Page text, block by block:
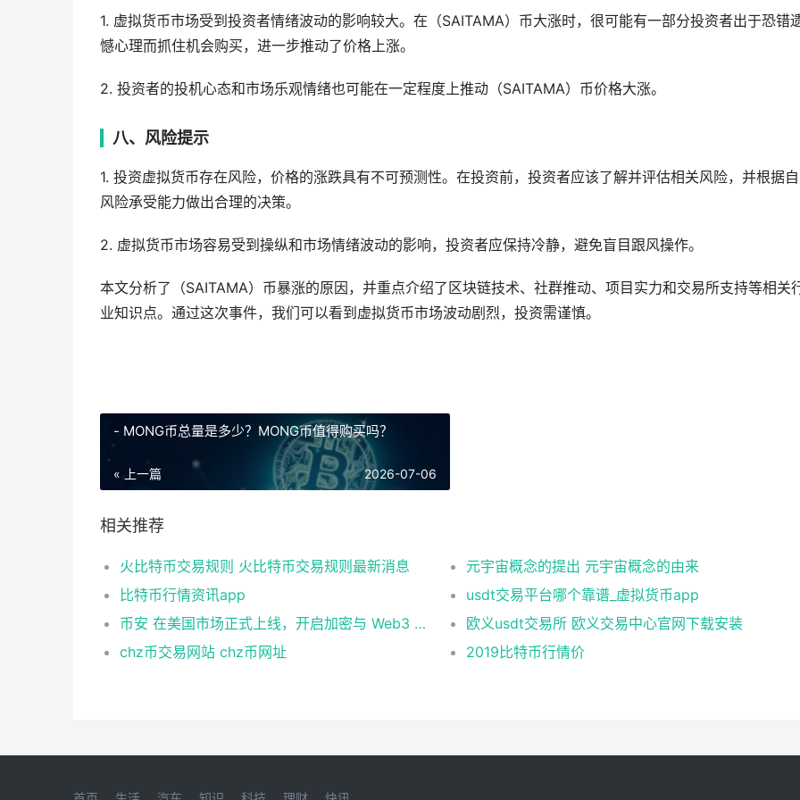
1. 虚拟货币市场受到投资者情绪波动的影响较大。在（SAITAMA）币大涨时，很可能有一部分投资者出于恐错
憾心理而抓住机会购买，进一步推动了价格上涨。
2. 投资者的投机心态和市场乐观情绪也可能在一定程度上推动（SAITAMA）币价格大涨。
八、风险提示
1. 投资虚拟货币存在风险，价格的涨跌具有不可预测性。在投资前，投资者应该了解并评估相关风险，并根据
风险承受能力做出合理的决策。
2. 虚拟货币市场容易受到操纵和市场情绪波动的影响，投资者应保持冷静，避免盲目跟风操作。
本文分析了（SAITAMA）币暴涨的原因，并重点介绍了区块链技术、社群推动、项目实力和交易所支持等相关
业知识点。通过这次事件，我们可以看到虚拟货币市场波动剧烈，投资需谨慎。
- MONG币总量是多少？MONG币值得购买吗？
« 上一篇 2026-07-06
相关推荐
火比特币交易规则 火比特币交易规则最新消息
元宇宙概念的提出 元宇宙概念的由来
比特币行情资讯app
usdt交易平台哪个靠谱_虚拟货币app
币安 在美国市场正式上线，开启加密与 Web3 创新的全新时代！
欧义usdt交易所 欧义交易中心官网下载安装
chz币交易网站 chz币网址
2019比特币行情价